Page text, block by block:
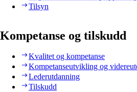
Tilsyn
Kompetanse og tilskudd
Kvalitet og kompetanse
Kompetanseutvikling og
Lederutdanning
Tilskudd